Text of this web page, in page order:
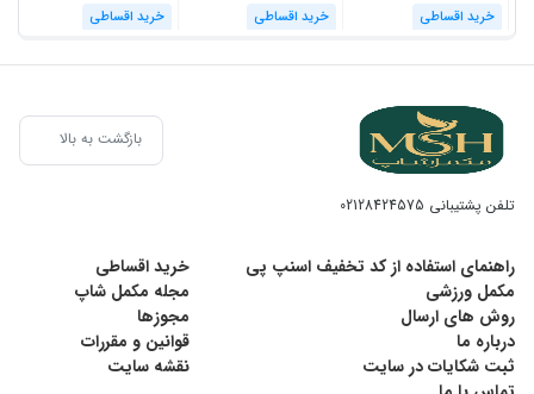
خرید اقساطی خرید اقساطی خرید اقساطی
بازگشت به بالا
تلفن پشتیبانی 02128424575
راهنمای استفاده از کد تخفیف اسنپ پی
خرید اقساطی
مکمل ورزشی
مجله مکمل شاپ
روش های ارسال
مجوزها
درباره ما
قوانین و مقررات
ثبت شکایات در سایت
نقشه سایت